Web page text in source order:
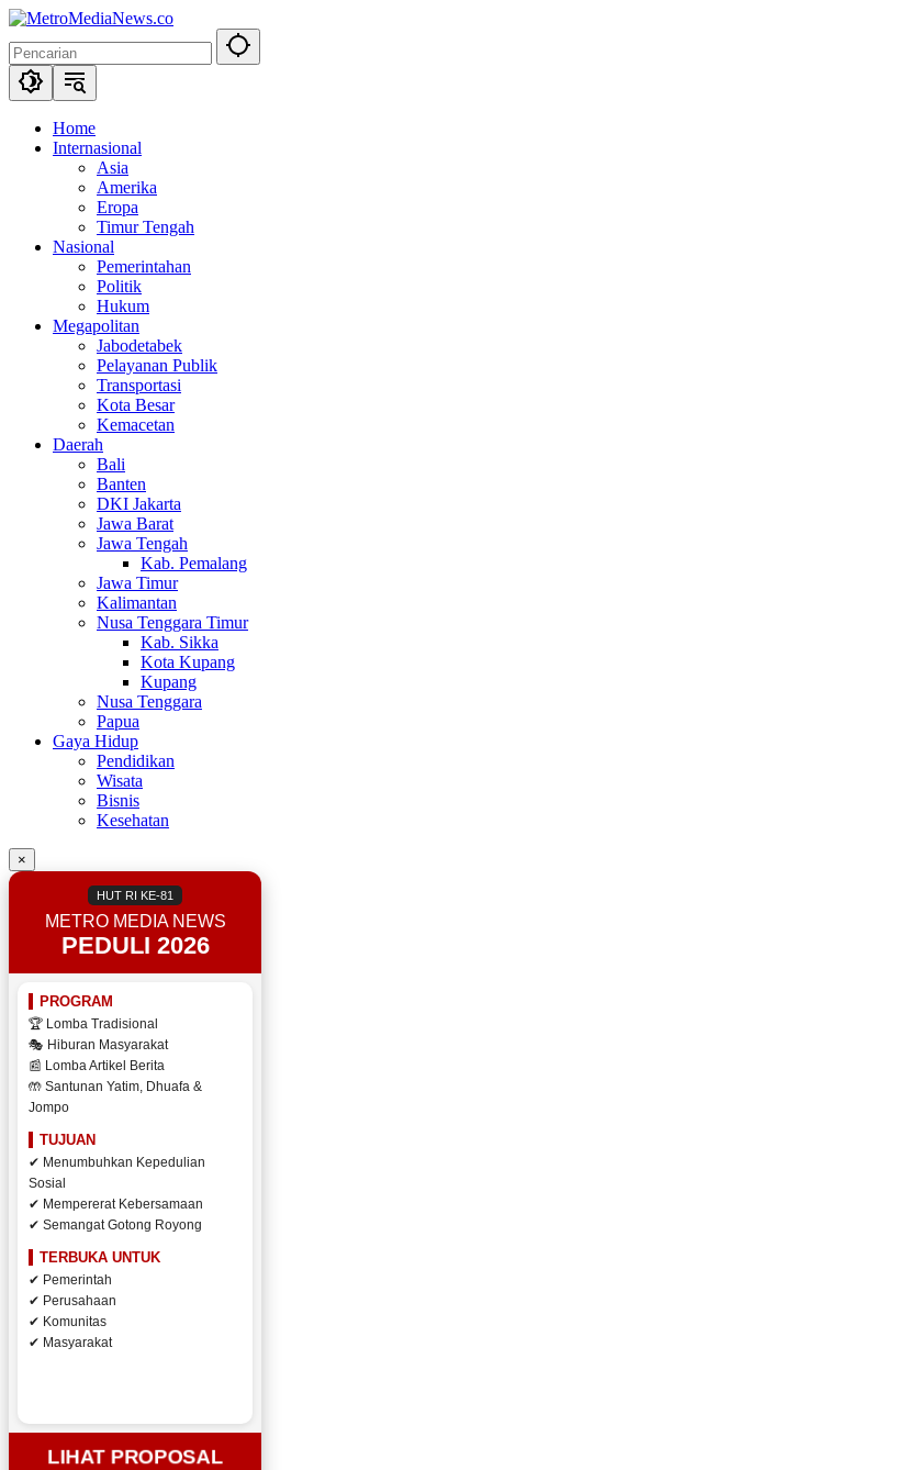
Langsung
konten
Home
Internasional
Asia
Amerika
Eropa
Timur Tengah
Nasional
Pemerintahan
Politik
Hukum
Megapolitan
Jabodetabek
Pelayanan Publik
Transportasi
Kota Besar
Kemacetan
Daerah
Bali
Banten
DKI Jakarta
Jawa Barat
Jawa Tengah
Kab. Pemalang
Jawa Timur
Kalimantan
Nusa Tenggara Timur
Kab. Sikka
Kota Kupang
Kupang
Nusa Tenggara
Papua
Gaya Hidup
Pendidikan
Wisata
Bisnis
Kesehatan
×
HUT RI KE-81
METRO MEDIA NEWS
PEDULI 2026
PROGRAM
🏆 Lomba Tradisional
🎭 Hiburan Masyarakat
📰 Lomba Artikel Berita
🤲 Santunan Yatim, Dhuafa &
Jompo
TUJUAN
✔ Menumbuhkan Kepedulian
Sosial
✔ Mempererat Kebersamaan
✔ Semangat Gotong Royong
TERBUKA UNTUK
✔ Pemerintah
✔ Perusahaan
✔ Komunitas
✔ Masyarakat
LIHAT PROPOSAL